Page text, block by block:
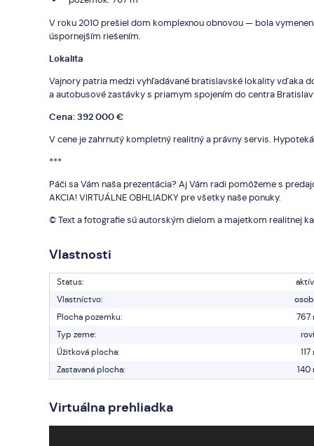
V roku 2010 prešiel dom komplexnou obnovou — bola
úspornejším riešením.
Lokalita
Vajnory patria medzi vyhľadávané bratislavské lokality vďaka
a autobusové zastávky s priamym spojením do centra
Cena: 392 000 €
V cene je zahrnutý kompletný realitný a právny servis.
***
Páči sa Vám naša prezentácia? Aj Vám radi pomôžeme s
AKCIA! VIRTUÁLNE OBHLIADKY pre všetky naše ponuky.
© Text a fotografie sú autorským dielom a majetkom realitnej
Vlastnosti
Status:
Vlastníctvo:
Plocha pozemku:
767
Typ zeme:
Úžitková plocha:
117
Zastavaná plocha: 140
Virtuálna prehliadka